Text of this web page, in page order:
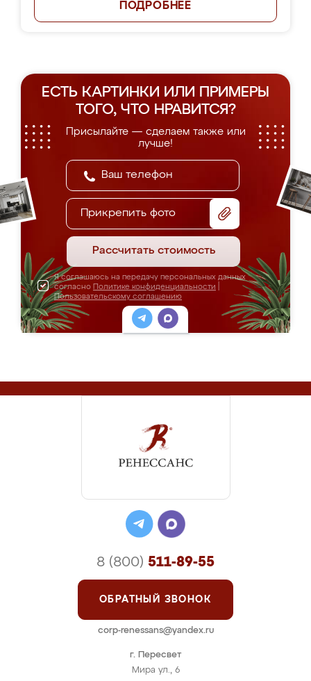
ПОДРОБНЕЕ
ЕСТЬ КАРТИНКИ ИЛИ ПРИМЕРЫ
ТОГО, ЧТО НРАВИТСЯ?
Присылайте — сделаем также или
лучше!
Прикрепить фото
Рассчитать стоимость
Я соглашаюсь на передачу персональных данных
согласно Политике конфиденциальности
Пользовательскому соглашению
г. Пересвет
Мира ул., 6
8 (800) 511-89-55
ОБРАТНЫЙ ЗВОНОК
corp-renessans@yandex.ru